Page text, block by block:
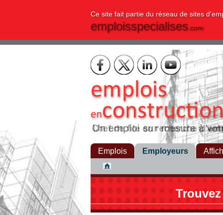
Ce site fait partie du réseau de sites
emploisspecialises.com
Emplois Employeurs